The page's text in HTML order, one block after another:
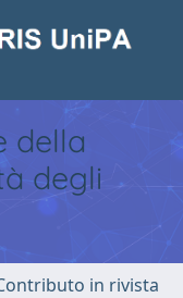
della
degli
in rivista